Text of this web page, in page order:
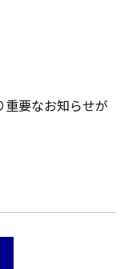
重要なお知らせが